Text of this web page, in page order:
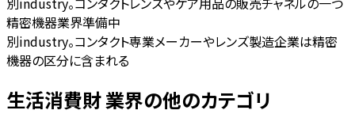
精密機器業界準備中
別industry。コンタクト専業メーカーやレンズ製造企業は精密
機器の区分に含まれる
生活消費財 業界の他のカテゴリ